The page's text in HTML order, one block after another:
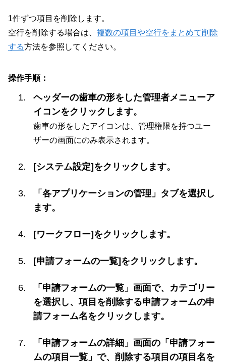
1件ずつ項目を削除します。
空行を削除する場合は、 複数の項目や空行をまとめて削除
する方法を参照してください。
操作手順：
ヘッダーの歯車の形をした管理者メニューア
イコンをクリックします。
歯車の形をしたアイコンは、管理権限を持つユー
ザーの画面にのみ表示されます。
[システム設定]をクリックします。
「各アプリケーションの管理」タブを選択し
ます。
[ワークフロー]をクリックします。
[申請フォームの一覧]をクリックします。
「申請フォームの一覧」画面で、カテゴリー
を選択し、項目を削除する申請フォームの申
請フォーム名をクリックします。
「申請フォームの詳細」画面の「申請フォー
ムの項目一覧」で、削除する項目の項目名を